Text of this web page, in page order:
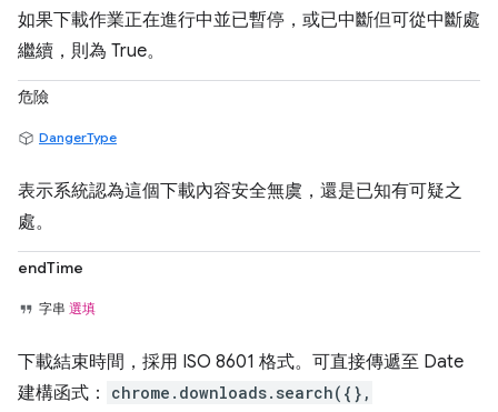
如果下載作業正在進行中並已暫停，或已中斷但可從中斷處
繼續，則為 True。
危險
DangerType
表示系統認為這個下載內容安全無虞，還是已知有可疑之
處。
endTime
字串 選填
下載結束時間，採用 ISO 8601 格式。可直接傳遞至 Date
建構函式：
chrome.downloads.search({},